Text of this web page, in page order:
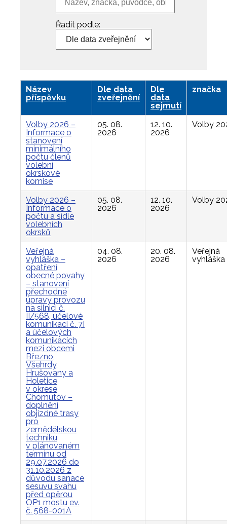
Řadit podle:
Název
příspěvku
Dle data
zveřejnění
Dle
data
sejmutí
značka
Volby 2026 –
Informace o
stanovení
minimálního
počtu členů
volební
okrskové
komise
05. 08.
2026
12. 10.
2026
Volby
Volby 2026 –
Informace o
počtu a sídle
volebních
okrsků
05. 08.
2026
12. 10.
2026
Volby
Veřejná
vyhláška –
opatření
obecné povahy
– stanovení
přechodné
úpravy provozu
na silnici č.
II/568, účelové
komunikaci č. 7I
a účelových
komunikacích
mezi obcemi
Březno,
Všehrdy,
Hrušovany a
Holetice
v okrese
Chomutov –
doplnění
objízdné trasy
pro
zemědělskou
techniku
v plánovaném
termínu od
29.07.2026 do
31.10.2026 z
důvodu sanace
sesuvu svahu
před opěrou
OP1 mostu ev.
č. 568-001A
04. 08.
2026
20. 08.
2026
Veřejná
vyhláška